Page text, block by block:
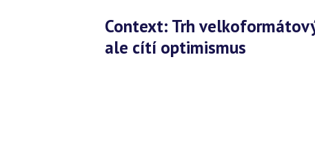
Context: Trh velkoformátových displejů prudce padl, analytici
ale cítí optimismus